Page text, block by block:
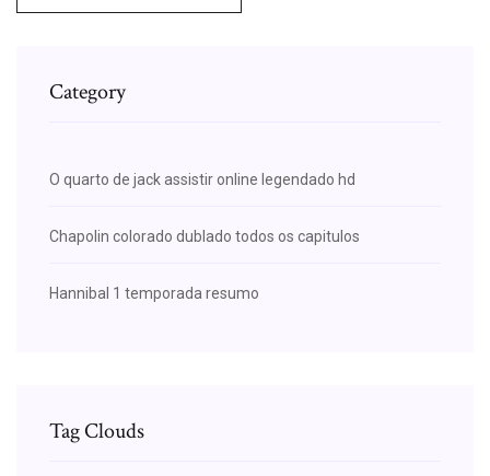
Category
O quarto de jack assistir online legendado hd
Chapolin colorado dublado todos os capitulos
Hannibal 1 temporada resumo
Tag Clouds